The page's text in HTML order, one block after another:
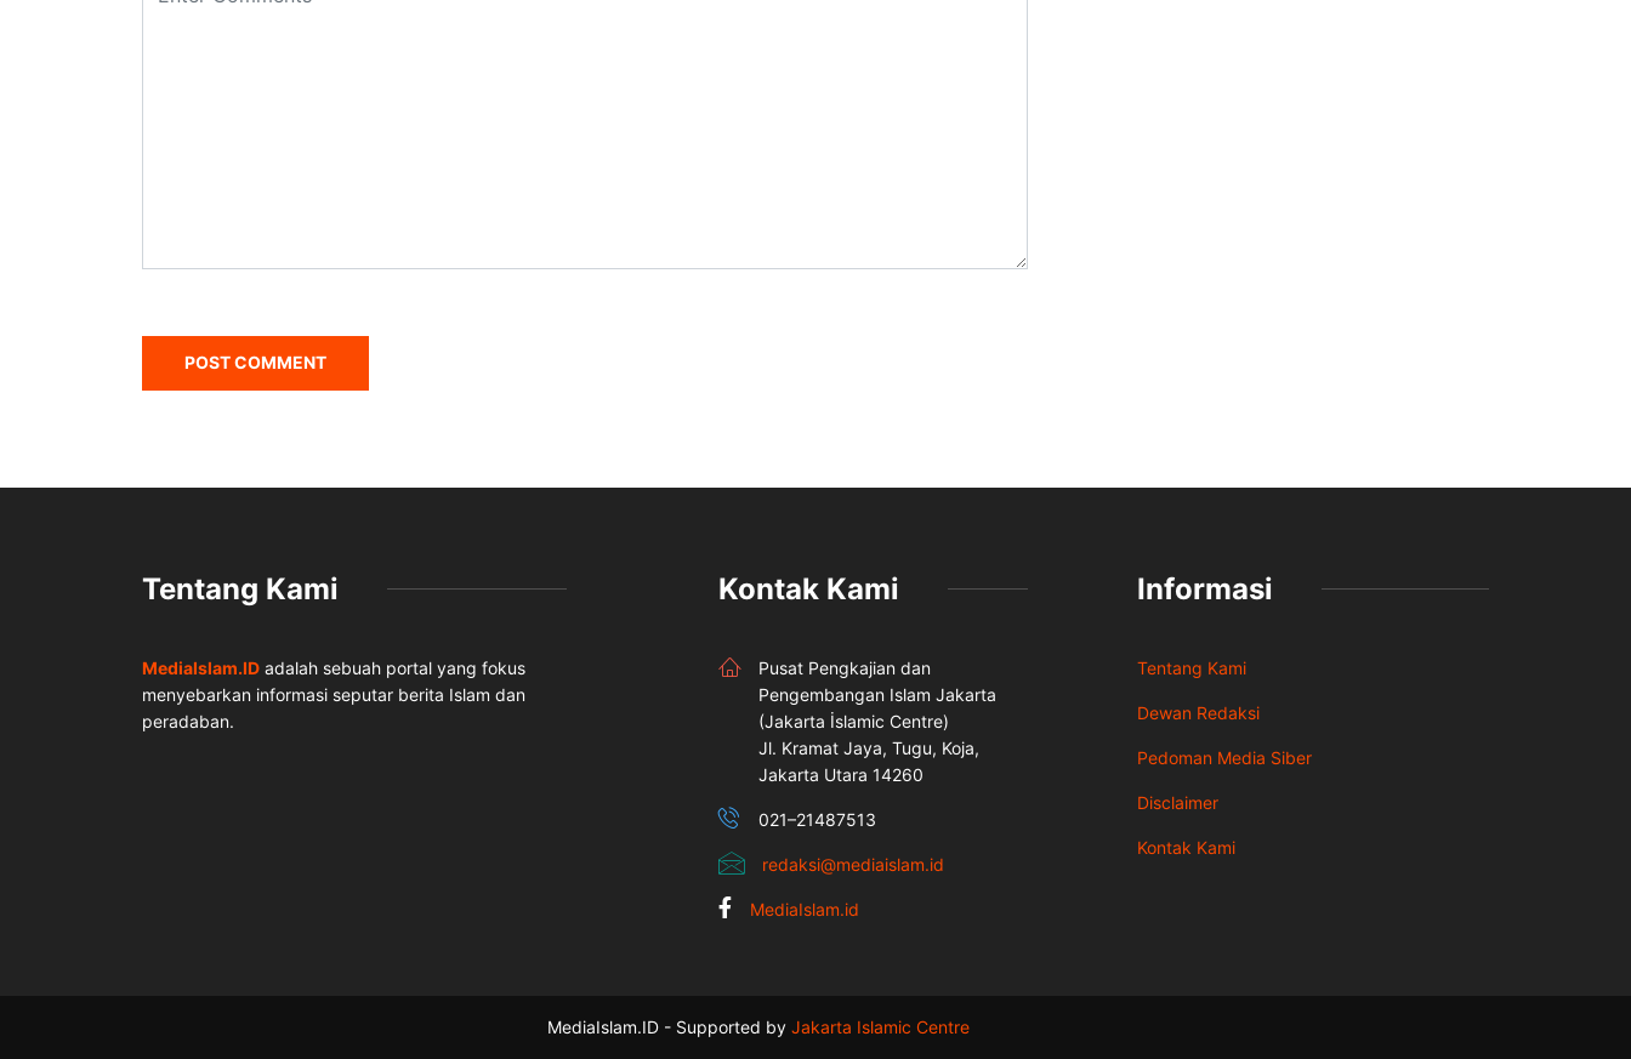
Tentang Kami
MediaIslam.ID adalah sebuah portal yang fokus
menyebarkan informasi seputar berita Islam dan
peradaban.
Kontak Kami
Pusat Pengkajian dan
Pengembangan Islam Jakarta
(Jakarta İslamic Centre)
Jl. Kramat Jaya, Tugu, Koja,
Jakarta Utara 14260
021–21487513
redaksi@mediaislam.id
MediaIslam.id
Informasi
Tentang Kami
Dewan Redaksi
Pedoman Media Siber
Disclaimer
Kontak Kami
MediaIslam.ID - Supported by Jakarta Islamic Centre